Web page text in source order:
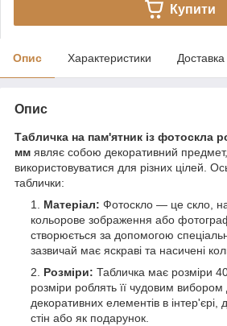
Купити
Опис Характеристики Доставка
Опис
Табличка на пам'ятник із фотоскла
мм являє собою декоративний
використовуватися для різних цілей.
таблички:
Матеріал: Фотоскло — це скло,
кольорове зображення або
створюється за допомогою
зазвичай має яскраві та насичені
Розміри: Табличка має розміри
розміри роблять її чудовим
декоративних елементів в
стін або як подарунок.